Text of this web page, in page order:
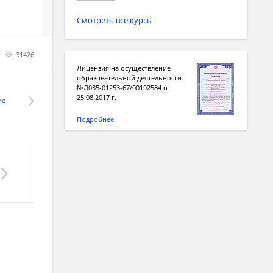
31426
Смотреть все курсы
Лицензия на осуществление
образовательной деятельности
№Л035-01253-67/00192584 от
25.08.2017 г.
Подробнее